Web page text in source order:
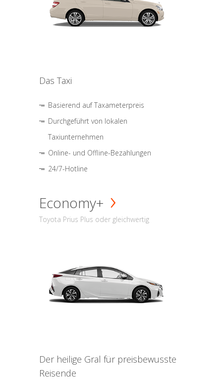
Das Taxi
Basierend auf Taxameterpreis
Durchgeführt von lokalen
Taxiunternehmen
Online- und Offline-Bezahlungen
24/7-Hotline
Economy+
Toyota Prius Plus oder gleichwertig
Der heilige Gral für preisbewusste
Reisende